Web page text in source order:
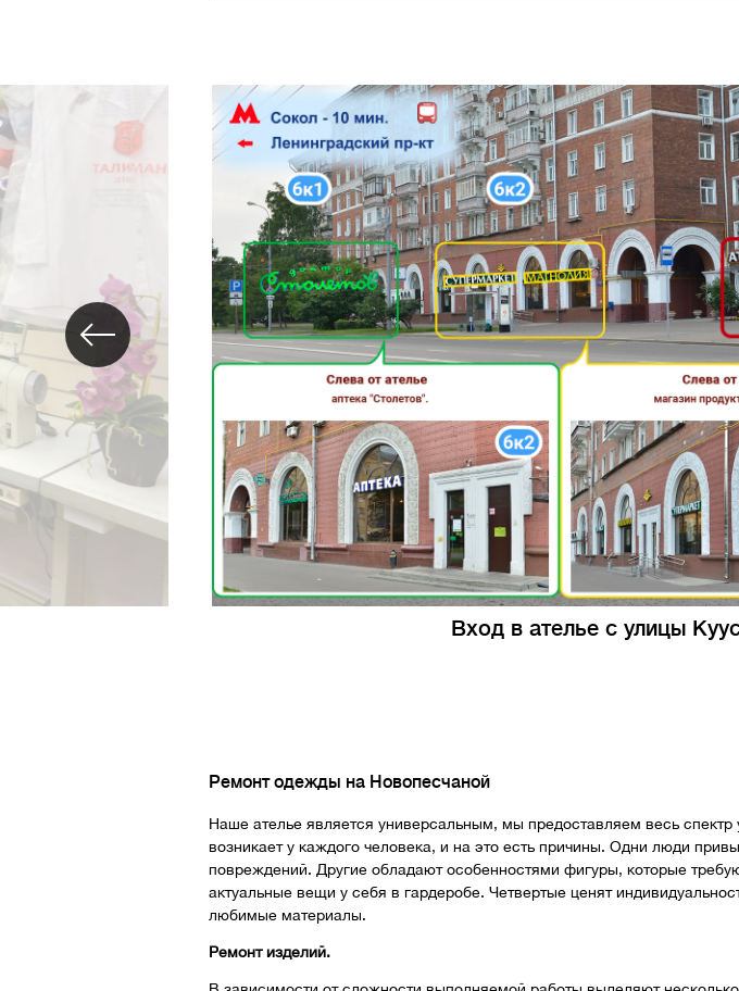
Вход в ателье с улицы
Ремонт одежды на Новопесчаной
Наше ателье является универсальным, мы предоставляем весь
возникает у каждого человека, и на это есть причины. Одни люди
повреждений. Другие обладают особенностями фигуры, которые
актуальные вещи у себя в гардеробе. Четвертые ценят
любимые материалы.
Ремонт изделий.